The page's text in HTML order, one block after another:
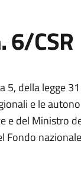
6/CSR
5, della legge
e le
e del Ministro